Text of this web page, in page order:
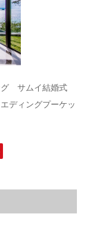
グ サムイ結婚式
ディングプーケッ